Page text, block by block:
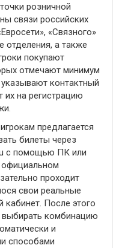
розничной
связи российских
«Связного»
отделения, а также
покупают
отмечают минимум
контактный
их на регистрацию
предлагается
билеты через
с помощью ПК или
проходит
свои реальные
После этого
комбинацию
и
способами